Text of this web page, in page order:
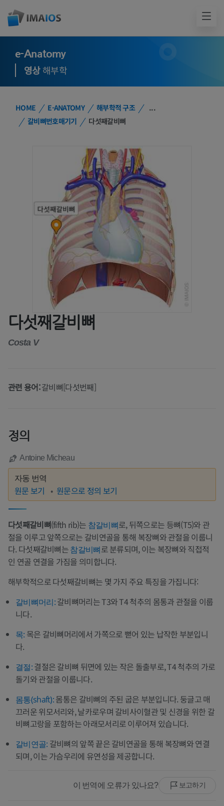
e-Anatomy
영상해부학
HOME E-ANATOMY 해부학적 구조
...
갈비뼈번호매기기
다섯째갈비뼈
다섯째갈비뼈
Costa V
관련 용어:갈비뼈[다섯번째]
정의
Antoine Micheau
자동 번역
원문 보기 원문으로 정의 보기
다섯째갈비뼈(fifth rib)는 참갈비뼈로, 뒤쪽으로는 등뼈(T5)와 관
절을 이루고 앞쪽으로는 갈비연골을 통해 복장뼈와 관절을 이룹니
다. 다섯째갈비뼈는참갈비뼈로 분류되며, 이는 복장뼈와 직접적
인 연골 연결을 가짐을 의미합니다.
해부학적으로 다섯째갈비뼈는 몇 가지 주요 특징을 가집니다:
갈비뼈머리:갈비뼈머리는 T3와 T4 척추의 몸통과 관절을 이룹
니다.
목: 목은 갈비뼈머리에서 가쪽으로 뻗어 있는 납작한 부분입니
다.
결절:결절은 갈비뼈 뒤면에 있는 작은 돌출부로, T4 척추의 가로
돌기와 관절을 이룹니다.
몸통(shaft):몸통은 갈비뼈의 주된 굽은 부분입니다. 둥글고 매
끄러운 위모서리와, 날카로우며 갈비사이혈관 및 신경을 위한 갈
비뼈고랑을 포함하는 아래모서리로 이루어져 있습니다.
갈비연골: 갈비뼈의 앞쪽 끝은 갈비연골을 통해 복장뼈와 연결
되며, 이는 가슴우리에 유연성을 제공합니다.
이 번역에 오류가 있나요? 보고하기